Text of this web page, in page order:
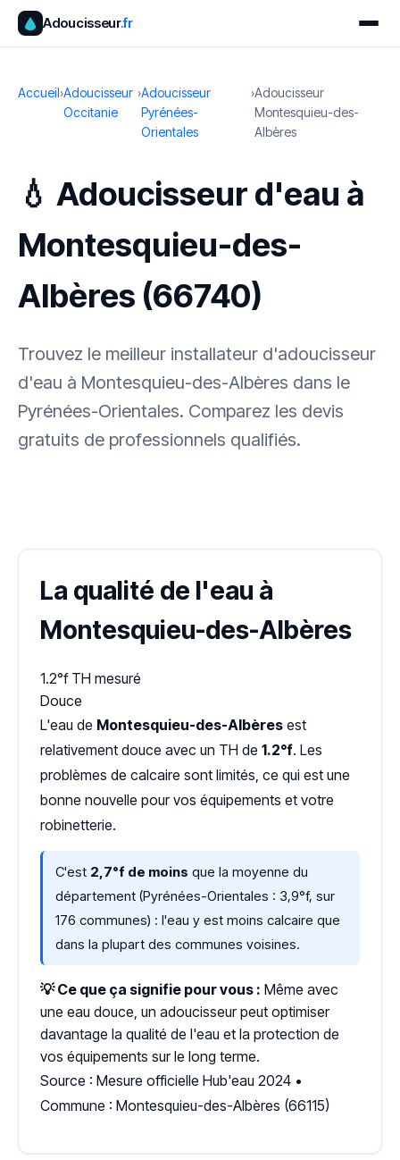
Adoucisseur.fr
Accueil›Adoucisseur
Occitanie
›Adoucisseur
Pyrénées-
Orientales
›Adoucisseur
Montesquieu-des-
Albères
💧 Adoucisseur d'eau à
Montesquieu-des-
Albères (66740)
Trouvez le meilleur installateur d'adoucisseur
d'eau à Montesquieu-des-Albères dans le
Pyrénées-Orientales. Comparez les devis
gratuits de professionnels qualifiés.
La qualité de l'eau à
Montesquieu-des-Albères
1.2°f TH mesuré
Douce
L'eau de Montesquieu-des-Albères est
relativement douce avec un TH de 1.2°f. Les
problèmes de calcaire sont limités, ce qui est une
bonne nouvelle pour vos équipements et votre
robinetterie.
C'est 2,7°f de moins que la moyenne du
département (Pyrénées-Orientales : 3,9°f, sur
176 communes) : l'eau y est moins calcaire que
dans la plupart des communes voisines.
💡 Ce que ça signifie pour vous : Même avec
une eau douce, un adoucisseur peut optimiser
davantage la qualité de l'eau et la protection de
vos équipements sur le long terme.
Source : Mesure officielle Hub'eau 2024 •
Commune : Montesquieu-des-Albères (66115)